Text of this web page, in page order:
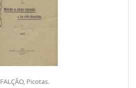
FALÇÃO, Picotas.